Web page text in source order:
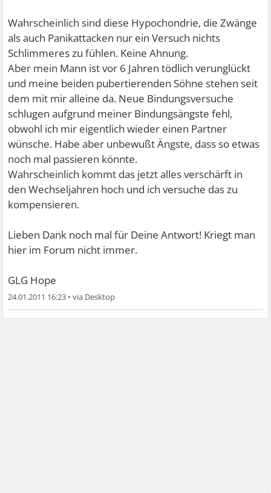
Wahrscheinlich sind diese Hypochondrie, die Zwänge
als auch Panikattacken nur ein Versuch nichts
Schlimmeres zu fühlen. Keine Ahnung.
Aber mein Mann ist vor 6 Jahren tödlich verunglückt
und meine beiden pubertierenden Söhne stehen seit
dem mit mir alleine da. Neue Bindungsversuche
schlugen aufgrund meiner Bindungsängste fehl,
obwohl ich mir eigentlich wieder einen Partner
wünsche. Habe aber unbewußt Ängste, dass so etwas
noch mal passieren könnte.
Wahrscheinlich kommt das jetzt alles verschärft in
den Wechseljahren hoch und ich versuche das zu
kompensieren.
Lieben Dank noch mal für Deine Antwort! Kriegt man
hier im Forum nicht immer.
GLG Hope
24.01.2011 16:23 •